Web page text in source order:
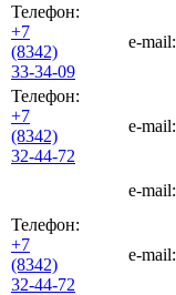
Телефон:
+7
(8342)
33-34-09
e-mail:
Телефон:
+7
(8342)
32-44-72
e-mail:
e-mail:
Телефон:
+7
(8342)
32-44-72
e-mail: